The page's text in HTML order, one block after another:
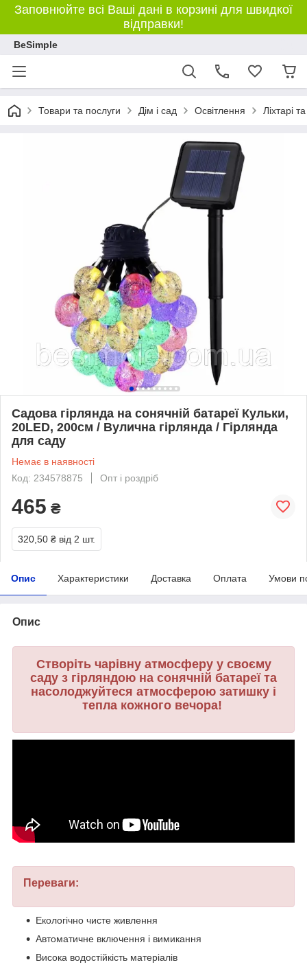
Заповнюйте всі Ваші дані в корзині для швидкої
відправки!
BeSimple
Товари та послуги Дім і сад Освітлення Ліхтарі
Садова гірлянда на сонячній батареї Кульки,
20LED, 200см / Вулична гірлянда / Гірлянда
для саду
Немає в наявності
Код: 234578875
Опт і роздріб
465 ₴
320,50 ₴ від 2 шт.
Опис Характеристики Доставка Оплата Умови
Опис
Створіть чарівну атмосферу у своєму
саду з гірляндою на сонячній батареї та
насолоджуйтеся атмосферою затишку і
тепла кожного вечора!
Переваги:
Екологічно чисте живлення
Автоматичне включення і вимикання
Висока водостійкість матеріалів